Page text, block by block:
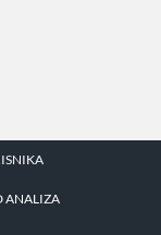
ANALIZA